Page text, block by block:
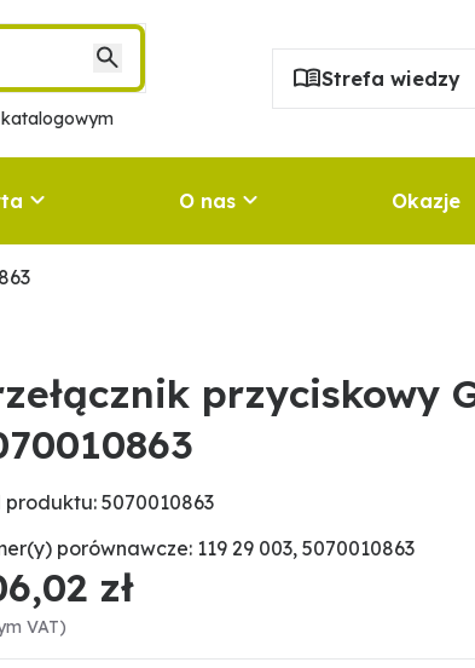
katalogowym
Strefa wiedzy
O nas Okazje
przyciskowy
produktu: 5070010863
porównawcze: 119 29 003, 5070010863
zł
VAT)